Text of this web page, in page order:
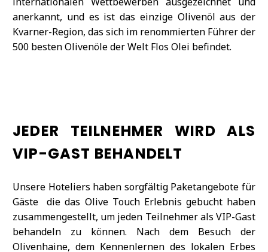
anerkannt, und es ist das einzige Olivenöl aus der
Kvarner-Region, das sich im renommierten Führer der
500 besten Olivenöle der Welt Flos Olei befindet.
JEDER TEILNEHMER WIRD ALS
VIP-GAST BEHANDELT
Unsere Hoteliers haben sorgfältig Paketangebote für
Gäste die das Olive Touch Erlebnis gebucht haben
zusammengestellt, um jeden Teilnehmer als VIP-Gast
behandeln zu können. Nach dem Besuch der
Olivenhaine, dem Kennenlernen des lokalen Erbes